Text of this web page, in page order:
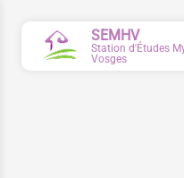
SEMHV
Station d'Études
Vosges